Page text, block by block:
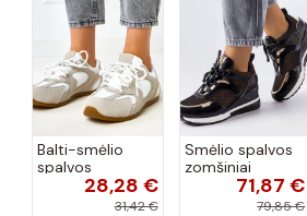
Balti-smėlio
spalvos
sportiniai28,28 €
31,42 €
Smėlio spalvos
zomšiniai
sportiniai
bateliai, „Karino"
71,87 €
79,85 €